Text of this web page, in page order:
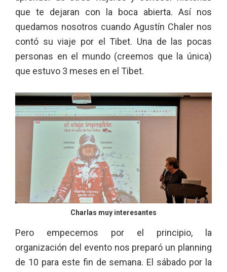
que te dejaran con la boca abierta. Así nos
quedamos nosotros cuando Agustín Chaler nos
contó su viaje por el Tibet. Una de las pocas
personas en el mundo (creemos que la única)
que estuvo 3 meses en el Tibet.
Charlas muy interesantes
Pero empecemos por el principio, la
organización del evento nos preparó un planning
de 10 para este fin de semana. El sábado por la